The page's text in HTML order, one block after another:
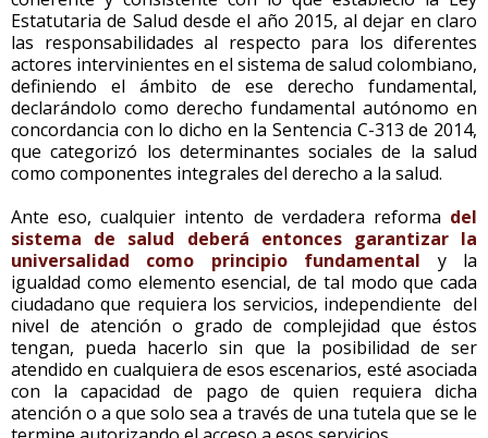
Estatutaria de Salud desde el año 2015, al dejar en claro
las responsabilidades al respecto para los diferentes
actores intervinientes en el sistema de salud colombiano,
definiendo el ámbito de ese derecho fundamental,
declarándolo como derecho fundamental autónomo en
concordancia con lo dicho en la Sentencia C-313 de 2014,
que categorizó los determinantes sociales de la salud
como componentes integrales del derecho a la salud.
Ante eso, cualquier intento de verdadera reforma del
sistema de salud deberá entonces garantizar la
universalidad como principio fundamental y la
igualdad como elemento esencial, de tal modo que cada
ciudadano que requiera los servicios, independiente del
nivel de atención o grado de complejidad que éstos
tengan, pueda hacerlo sin que la posibilidad de ser
atendido en cualquiera de esos escenarios, esté asociada
con la capacidad de pago de quien requiera dicha
atención o a que solo sea a través de una tutela que se le